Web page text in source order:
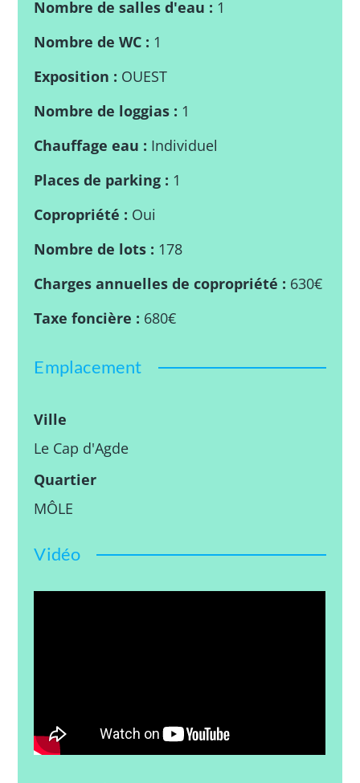
Nombre de salles d'eau : 1
Nombre de WC : 1
Exposition : OUEST
Nombre de loggias : 1
Chauffage eau : Individuel
Places de parking : 1
Copropriété : Oui
Nombre de lots : 178
Charges annuelles de copropriété : 630€
Taxe foncière : 680€
Emplacement
Ville
Le Cap d'Agde
Quartier
MÔLE
Vidéo